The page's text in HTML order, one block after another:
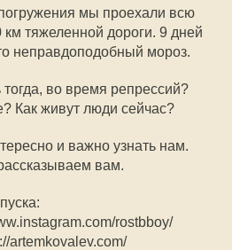
мы проехали всю
тяжеленной дороги. 9 дней
неправдоподобный мороз.
во время репрессий?
Как живут люди сейчас?
и важно узнать нам.
вам.
rostbboy/
artemkovalev.com/